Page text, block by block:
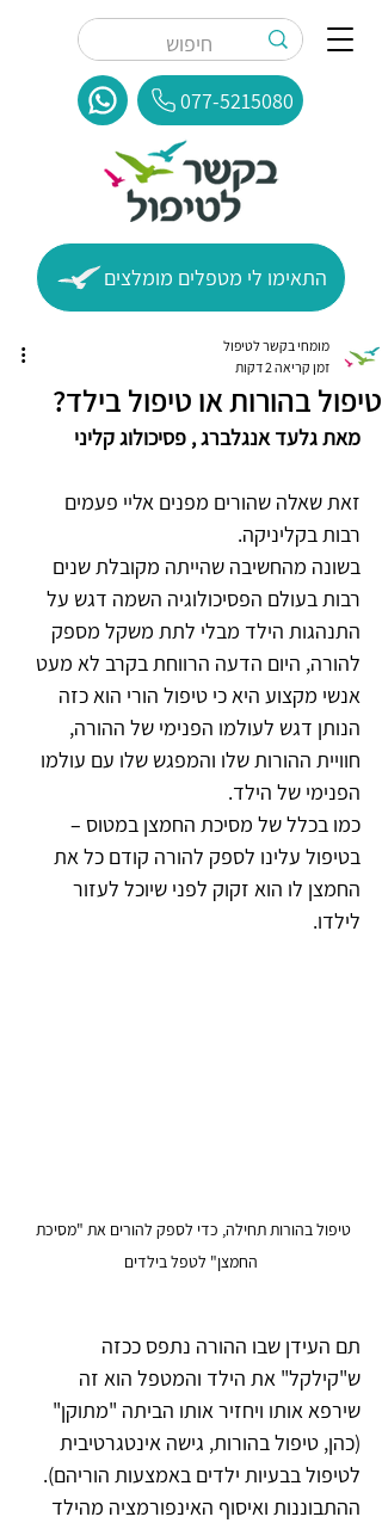
077-5215080
התאימו לי מטפלים מומלצים
טיפול בהורות או טיפול בילד?
מומחי בקשר לטיפול
זמן קריאה 2 דקות
מאת גלעד אנגלברג , פסיכולוג קליני
זאת שאלה שהורים מפנים אליי פעמים
רבות בקליניקה.
בשונה מהחשיבה שהייתה מקובלת שנים
רבות בעולם הפסיכולוגיה השמה דגש על
התנהגות הילד מבלי לתת משקל מספק
להורה, היום הדעה הרווחת בקרב לא מעט
אנשי מקצוע היא כי טיפול הורי הוא כזה
הנותן דגש לעולמו הפנימי של ההורה,
חוויית ההורות שלו והמפגש שלו עם עולמו
הפנימי של הילד.
כמו בכלל של מסיכת החמצן במטוס –
בטיפול עלינו לספק להורה קודם כל את
החמצן לו הוא זקוק לפני שיוכל לעזור
לילדו.
טיפול בהורות תחילה, כדי לספק להורים את "מסיכת
החמצן" לטפל בילדים
תם העידן שבו ההורה נתפס ככזה
ש"קילקל" את הילד והמטפל הוא זה
שירפא אותו ויחזיר אותו הביתה "מתוקן"
(כהן, טיפול בהורות, גישה אינטגרטיבית
לטיפול בבעיות ילדים באמצעות הוריהם).
ההתבוננות ואיסוף האינפורמציה מהילד